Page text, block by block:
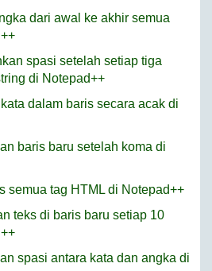
dari awal ke akhir semua
spasi setelah setiap tiga
di Notepad++
dalam baris secara acak di
baris baru setelah koma di
semua tag HTML di Notepad++
teks di baris baru setiap 10
spasi antara kata dan angka di